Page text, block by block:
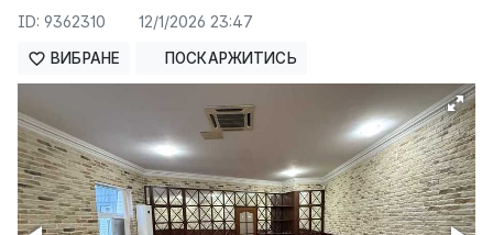
ID: 9362310 12/1/2026 23:47
ВИБРАНЕ ПОСКАРЖИТИСЬ